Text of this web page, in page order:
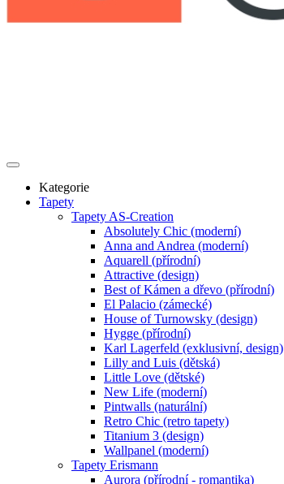
Kategorie
Tapety
Tapety AS-Creation
Absolutely Chic (moderní)
Anna and Andrea (moderní)
Aquarell (přírodní)
Attractive (design)
Best of Kámen a dřevo (přírodní)
El Palacio (zámecké)
House of Turnowsky (design)
Hygge (přírodní)
Karl Lagerfeld (exklusivní, design)
Lilly and Luis (dětská)
Little Love (dětské)
New Life (moderní)
Pintwalls (naturální)
Retro Chic (retro tapety)
Titanium 3 (design)
Wallpanel (moderní)
Tapety Erismann
Aurora (přírodní - romantika)